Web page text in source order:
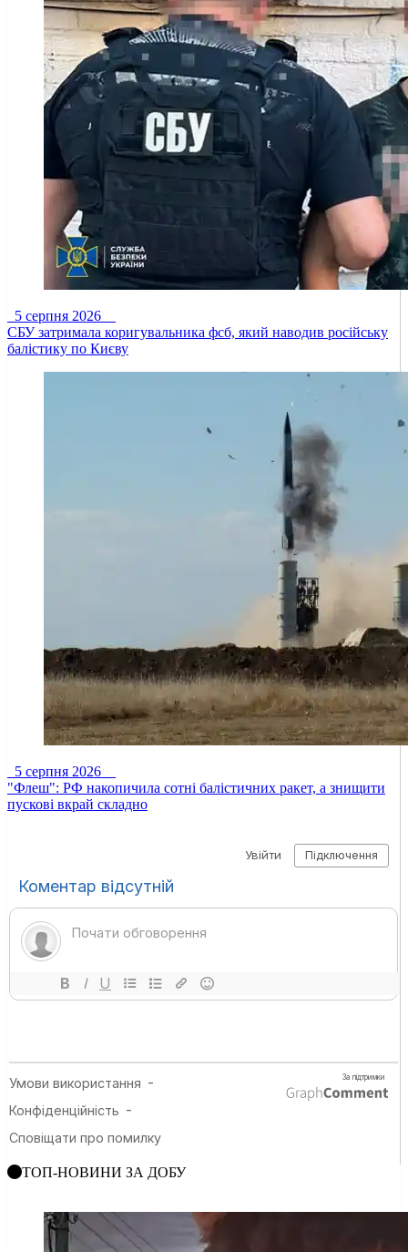
5 серпня 2026
СБУ затримала коригувальника фсб, який наводив російську
балістику по Києву
5 серпня 2026
"Флеш": РФ накопичила сотні балістичних ракет, а знищити
пускові вкрай складно
ТОП-НОВИНИ ЗА ДОБУ